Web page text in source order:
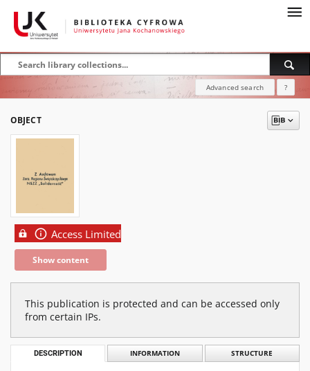
Advanced search ?
OBJECT
Access Limited
Show content
This publication is protected and can be accessed only
from certain IPs.
DESCRIPTION INFORMATION STRUCTURE